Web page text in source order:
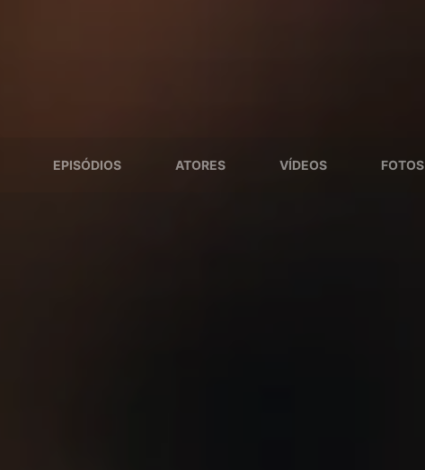
EPISÓDIOS ATORES VÍDEOS FOTOS